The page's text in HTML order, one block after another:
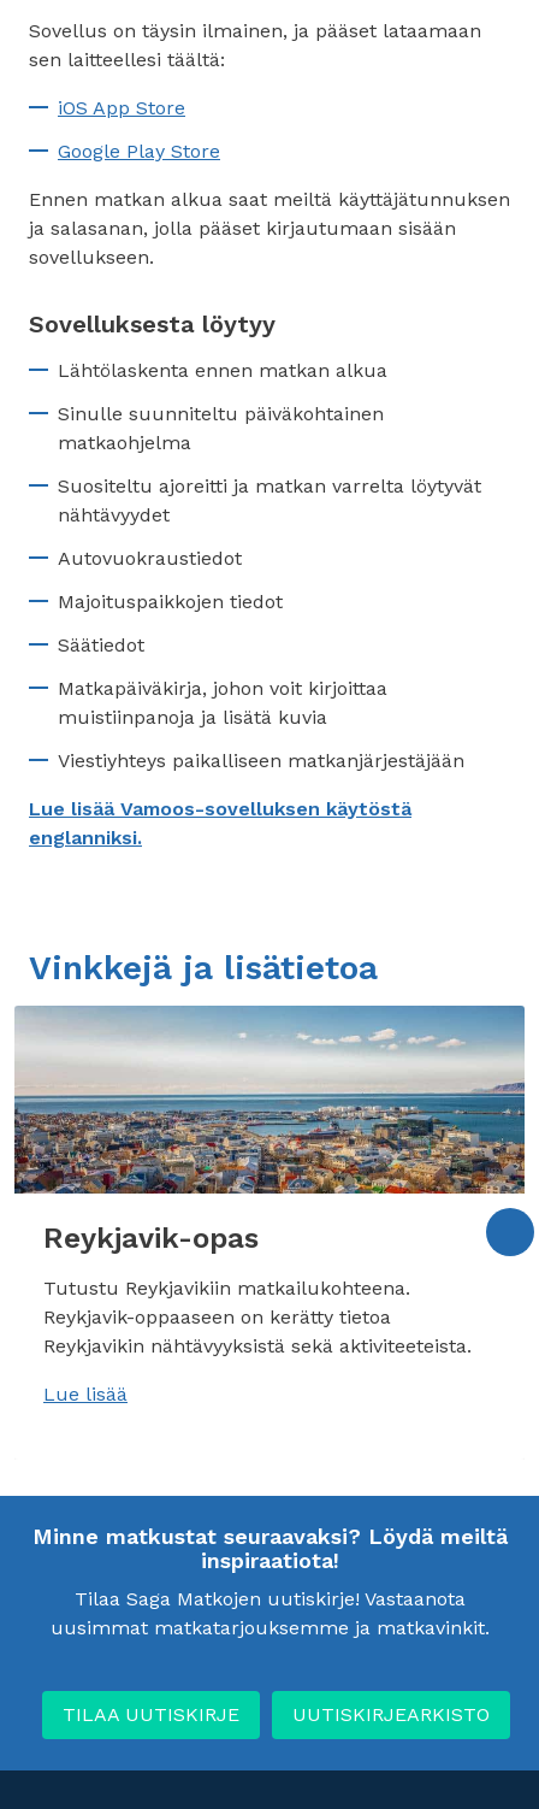
Sovellus on täysin ilmainen, ja pääset lataamaan
sen laitteellesi täältä:
iOS App Store
Google Play Store
Ennen matkan alkua saat meiltä käyttäjätunnuksen
ja salasanan, jolla pääset kirjautumaan sisään
sovellukseen.
Sovelluksesta löytyy
Lähtölaskenta ennen matkan alkua
Sinulle suunniteltu päiväkohtainen
matkaohjelma
Suositeltu ajoreitti ja matkan varrelta löytyvät
nähtävyydet
Autovuokraustiedot
Majoituspaikkojen tiedot
Säätiedot
Matkapäiväkirja, johon voit kirjoittaa
muistiinpanoja ja lisätä kuvia
Viestiyhteys paikalliseen matkanjärjestäjään
Lue lisää Vamoos-sovelluksen käytöstä
englanniksi.
Vinkkejä ja lisätietoa
Reykjavik-opas
Tutustu Reykjavikiin matkailukohteena.
Reykjavik-oppaaseen on kerätty tietoa
Reykjavikin nähtävyyksistä sekä aktiviteeteista.
Lue lisää
Minne matkustat seuraavaksi? Löydä meiltä
inspiraatiota!
Tilaa Saga Matkojen uutiskirje! Vastaanota
uusimmat matkatarjouksemme ja matkavinkit.
TILAA UUTISKIRJE UUTISKIRJEARKISTO